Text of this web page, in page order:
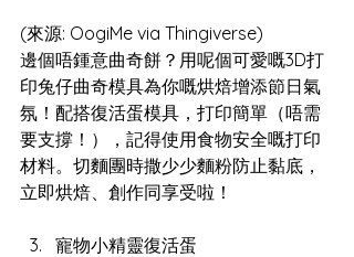
(來源: OogiMe via Thingiverse)
邊個唔鍾意曲奇餅？用呢個可愛嘅3D打
印兔仔曲奇模具為你嘅烘焙增添節日氣
氛！配搭復活蛋模具，打印簡單（唔需
要支撐！），記得使用食物安全嘅打印
材料。切麵團時撒少少麵粉防止黏底，
立即烘焙、創作同享受啦！
寵物小精靈復活蛋